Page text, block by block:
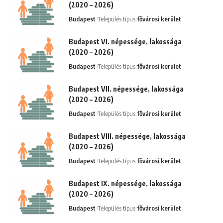
(2020 – 2026)
Budapest Település típus:fővárosi kerület
Budapest VI. népessége, lakossága
(2020 – 2026)
Budapest Település típus:fővárosi kerület
Budapest VII. népessége, lakossága
(2020 – 2026)
Budapest Település típus:fővárosi kerület
Budapest VIII. népessége, lakossága
(2020 – 2026)
Budapest Település típus:fővárosi kerület
Budapest IX. népessége, lakossága
(2020 – 2026)
Budapest Település típus:fővárosi kerület